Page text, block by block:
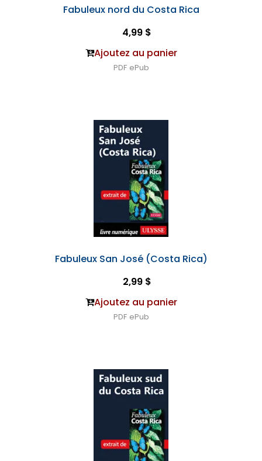
Fabuleux nord du Costa Rica
4,99 $
Ajoutez au panier
PDF ePub
Fabuleux San José (Costa Rica)
2,99 $
Ajoutez au panier
PDF ePub